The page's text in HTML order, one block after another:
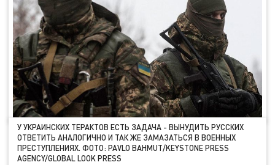
У УКРАИНСКИХ ТЕРАКТОВ ЕСТЬ ЗАДАЧА - ВЫНУДИТЬ РУССКИХ
ОТВЕТИТЬ АНАЛОГИЧНО И ТАК ЖЕ ЗАМАЗАТЬСЯ В ВОЕННЫХ
ПРЕСТУПЛЕНИЯХ. ФОТО: PAVLO BAHMUT/KEYSTONE PRESS
AGENCY/GLOBAL LOOK PRESS